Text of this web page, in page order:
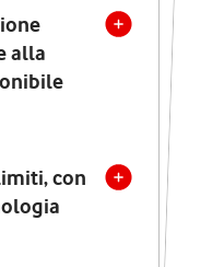
alla
con
alla
limiti, con
tecnologia
con Wi-Fi 7